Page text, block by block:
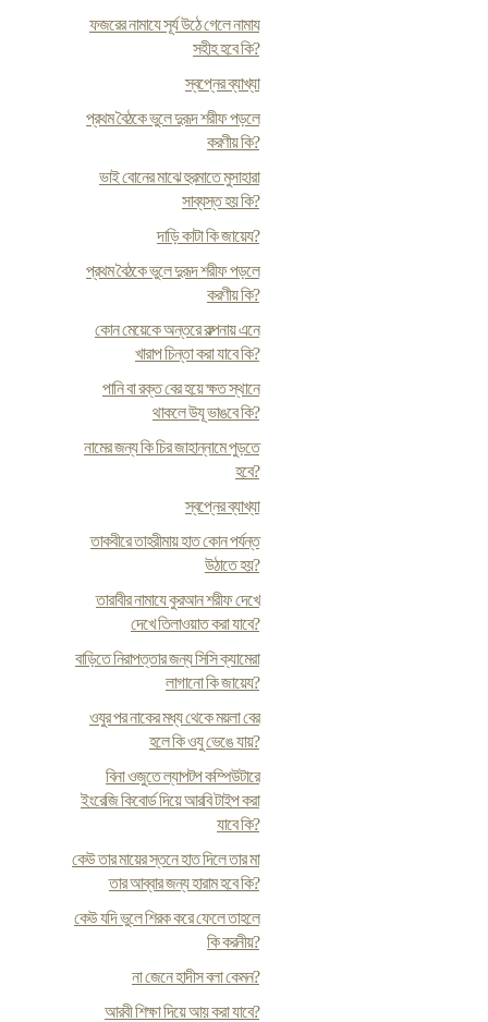
ফজরের নামাযে সূর্য উঠে গেলে নামায
সহীহ হবে কি?
স্বপ্নের ব্যাখ্যা
প্রথম বৈঠকে ভুলে দুরূদ শরীফ পড়লে
করণীয় কি?
ভাই বোনের মাঝে হুরমাতে মুসাহারা
সাব্যস্ত হয় কি?
দাড়ি কাটা কি জায়েয?
প্রথম বৈঠকে ভুলে দুরূদ শরীফ পড়লে
করণীয় কি?
কোন মেয়েকে অন্তরে কল্পনায় এনে
খারাপ চিন্তা করা যাবে কি?
পানি বা রক্ত বের হয়ে ক্ষত স্থানে
থাকলে উযূ ভাঙবে কি?
নামের জন্য কি চির জাহান্নামে পুড়তে
হবে?
স্বপ্নের ব্যাখ্যা
তাকবীরে তাহরীমায় হাত কোন পর্যন্ত
উঠাতে হয়?
তারাবীর নামাযে কুরআন শরীফ দেখে
দেখে তিলাওয়াত করা যাবে?
বাড়িতে নিরাপত্তার জন্য সিসি ক্যামেরা
লাগানো কি জায়েয?
ওযুর পর নাকের মধ্য থেকে ময়লা বের
হলে কি ওযু ভেঙে যায়?
বিনা ওজুতে ল্যাপটপ কম্পিউটারে
ইংরেজি কিবোর্ড দিয়ে আরবি টাইপ করা
যাবে কি?
কেউ তার মায়ের স্তনে হাত দিলে তার মা
তার আব্বার জন্য হারাম হবে কি?
কেউ যদি ভুলে শিরক করে ফেলে তাহলে
কি করনীয়?
না জেনে হাদীস বলা কেমন?
আরবী শিক্ষা দিয়ে আয় করা যাবে?